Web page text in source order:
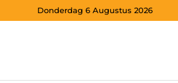
Donderdag 6 Augustus 2026